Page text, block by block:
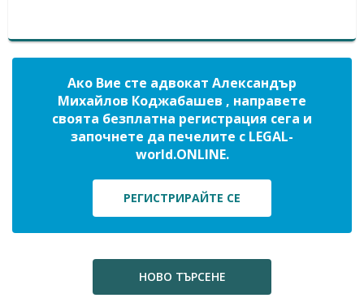
Ако Вие сте адвокат Александър
Михайлов Коджабашев , направете
своята безплатна регистрация сега и
започнете да печелите с LEGAL-
world.ONLINE.
РЕГИСТРИРАЙТЕ СЕ
НОВО ТЪРСЕНЕ